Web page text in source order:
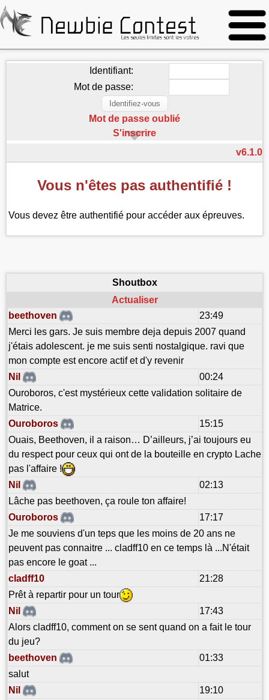
Identifiant:
Mot de passe:
Mot de passe oublié
S'inscrire
v6.1.0
Vous n'êtes pas authentifié !
Vous devez être authentifié pour accéder aux épreuves.
Shoutbox
Actualiser
beethoven
23:49
Merci les gars. Je suis membre deja depuis 2007 quand
j'étais adolescent. je me suis senti nostalgique. ravi que
mon compte est encore actif et d'y revenir
Nil
00:24
Ouroboros, c'est mystérieux cette validation solitaire de
Matrice.
Ouroboros
15:15
Ouais, Beethoven, il a raison… D’ailleurs, j’ai toujours eu
du respect pour ceux qui ont de la bouteille en crypto Lache
pas l'affaire !
Nil
02:13
Lâche pas beethoven, ça roule ton affaire!
Ouroboros
17:17
Je me souviens d'un teps que les moins de 20 ans ne
peuvent pas connaitre ... cladff10 en ce temps là ...N'était
pas encore le goat ...
cladff10
21:28
Prêt à repartir pour un tour
Nil
17:43
Alors cladff10, comment on se sent quand on a fait le tour
du jeu?
beethoven
01:33
salut
Nil
19:10